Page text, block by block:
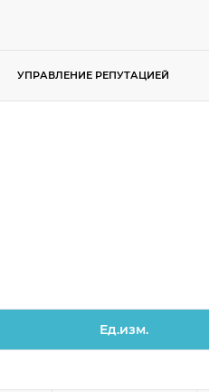
УПРАВЛЕНИЕ РЕПУТАЦИЕЙ
Ед.изм.